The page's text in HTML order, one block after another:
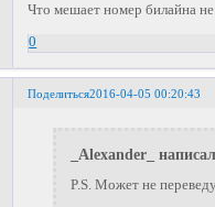
Что мешает номер билайна
0
Поделиться2016-04-05 00:20:43
_Alexander_
P.S. Может не